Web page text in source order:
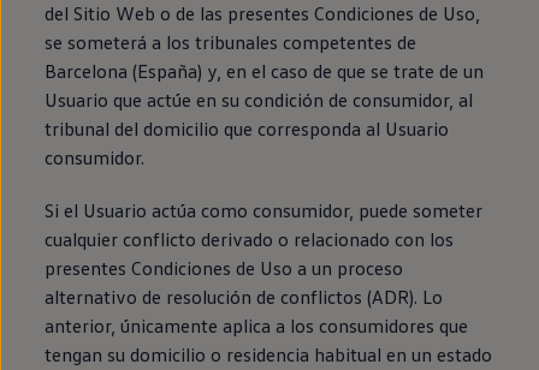
del Sitio Web o de las presentes Condiciones de Uso,
se someterá a los tribunales competentes de
Barcelona (España) y, en el caso de que se trate de un
Usuario que actúe en su condición de consumidor, al
tribunal del domicilio que corresponda al Usuario
consumidor.
Si el Usuario actúa como consumidor, puede someter
cualquier conflicto derivado o relacionado con los
presentes Condiciones de Uso a un proceso
alternativo de resolución de conflictos (ADR). Lo
anterior, únicamente aplica a los consumidores que
tengan su domicilio o residencia habitual en un estado